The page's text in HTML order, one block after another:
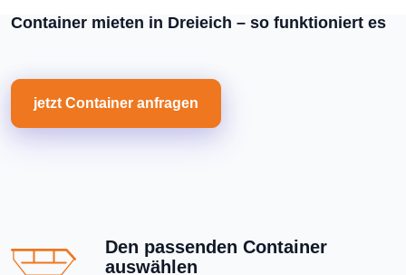
Container mieten in Dreieich – so funktioniert es
jetzt Container anfragen
Den passenden Container
auswählen